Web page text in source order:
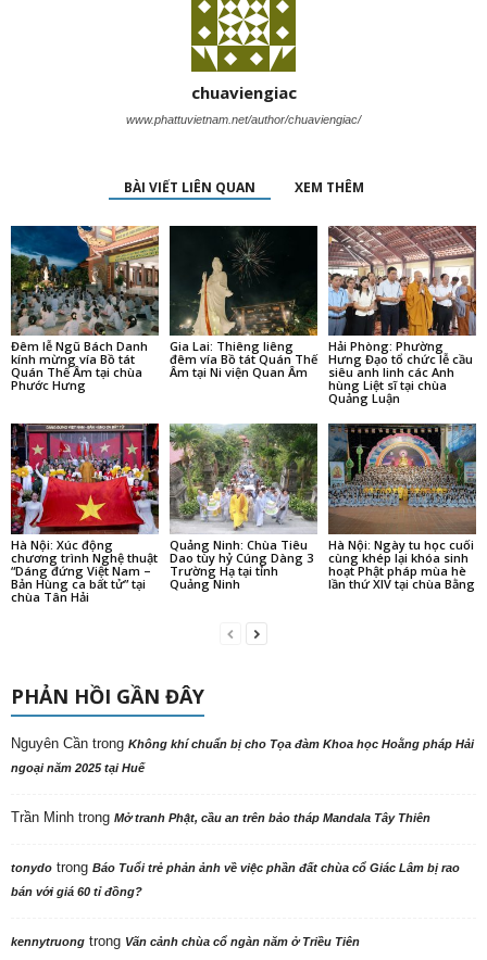
chuaviengiac
www.phattuvietnam.net/author/chuaviengiac/
BÀI VIẾT LIÊN QUAN XEM THÊM
Đêm lễ Ngũ Bách Danh
kính mừng vía Bồ tát
Quán Thế Âm tại chùa
Phước Hưng
Gia Lai: Thiêng liêng
đêm vía Bồ tát Quán Thế
Âm tại Ni viện Quan Âm
Hải Phòng: Phường
Hưng Đạo tổ chức lễ cầu
siêu anh linh các Anh
hùng Liệt sĩ tại chùa
Quảng Luận
Hà Nội: Xúc động
chương trình Nghệ thuật
“Dáng đứng Việt Nam –
Bản Hùng ca bất tử” tại
chùa Tân Hải
Quảng Ninh: Chùa Tiêu
Dao tùy hỷ Cúng Dàng 3
Trường Hạ tại tỉnh
Quảng Ninh
Hà Nội: Ngày tu học cuối
cùng khép lại khóa sinh
hoạt Phật pháp mùa hè
lần thứ XIV tại chùa Bằng
PHẢN HỒI GẦN ĐÂY
Nguyên Cần trong Không khí chuẩn bị cho Tọa đàm Khoa học Hoằng pháp Hải
ngoại năm 2025 tại Huế
Trần Minh trong Mở tranh Phật, cầu an trên bảo tháp Mandala Tây Thiên
tonydo trong Báo Tuổi trẻ phản ảnh về việc phần đất chùa cổ Giác Lâm bị rao
bán với giá 60 tỉ đồng?
kennytruong trong Vãn cảnh chùa cổ ngàn năm ở Triều Tiên